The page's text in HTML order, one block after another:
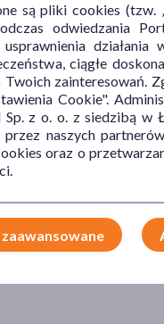
parabenów, PEG, SLS,
są pliki cookies (tzw.
odwiedzania
działania
ciągłe
zainteresowań.
Cookie".
z o. o. z siedzibą w
naszych
oraz o